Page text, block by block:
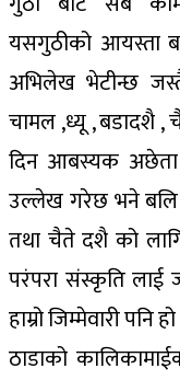
यसगुठीको आयस्ता
अभिलेख भेटीन्छ
चामल ,ध्यू , बडादशै ,
दिन आबस्यक
उल्लेख गरेछ भने बलि
तथा चैते दशै को
परंपरा संस्कृति लाई
हाम्रो जिम्मेवारी पनि हो
ठाडाको